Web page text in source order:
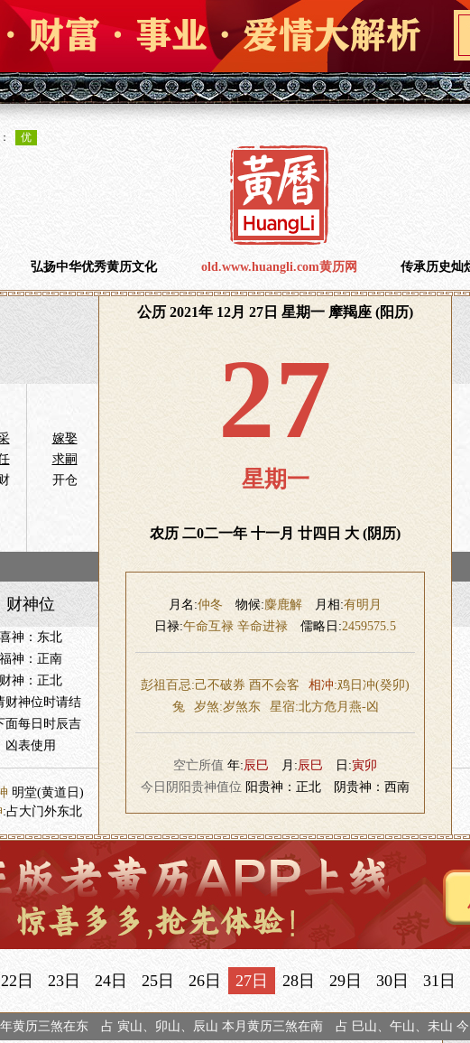
弘扬中华优秀黄历文化 old.www.huangli.com黄历网 传承历史灿
嫁娶
求嗣
开仓
财神位
喜神：东北
福神：正南
财神：正北
财神位时请结
面每日时辰吉
凶表使用
明堂(黄道日)
:占大门外东北
公历 2021年 12月 27日 星期一 摩羯座 (阳历)
27
星期一
农历 二0二一年 十一月 廿四日 大 (阴历)
月名:仲冬 物候:麋鹿解 月相:有明月
日禄:午命互禄 辛命进禄 儒略日:2459575.5
彭祖百忌:己不破券 酉不会客 相冲:鸡日冲(癸卯)
兔
岁煞:岁煞东 星宿:北方危月燕-凶
空亡所值 年:辰巳 月:辰巳 日:寅卯
今日阴阳贵神值位 阳贵神：正北 阴贵神：西南
22日 23日 24日 25日 26日 27日 28日 29日 30日 31日
黄历三煞在东 占 寅山、卯山、辰山 本月黄历三煞在南 占 巳山、午山、未山